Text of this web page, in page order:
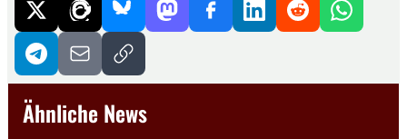
Ähnliche News